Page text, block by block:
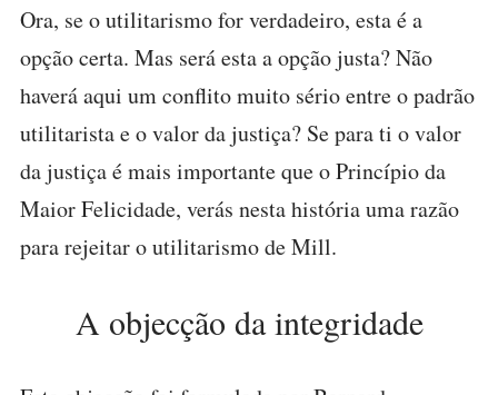
Ora, se o utilitarismo for verdadeiro, esta é a
opção certa. Mas será esta a opção justa? Não
haverá aqui um conflito muito sério entre o padrão
utilitarista e o valor da justiça? Se para ti o valor
da justiça é mais importante que o Princípio da
Maior Felicidade, verás nesta história uma razão
para rejeitar o utilitarismo de Mill.
A objecção da integridade